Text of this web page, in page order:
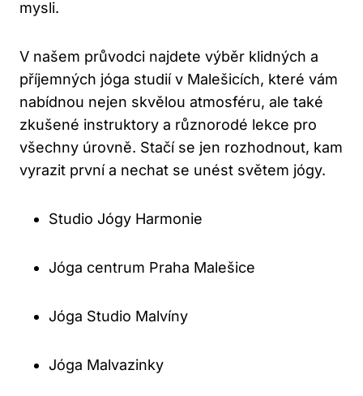
mysli.
V našem průvodci najdete výběr klidných a
příjemných jóga studií v Malešicích, které vám
nabídnou nejen skvělou atmosféru, ale také
zkušené instruktory a různorodé lekce pro
všechny úrovně. Stačí se jen rozhodnout, kam
vyrazit první a nechat se unést světem jógy.
Studio Jógy Harmonie
Jóga centrum Praha Malešice
Jóga Studio Malvíny
Jóga Malvazinky